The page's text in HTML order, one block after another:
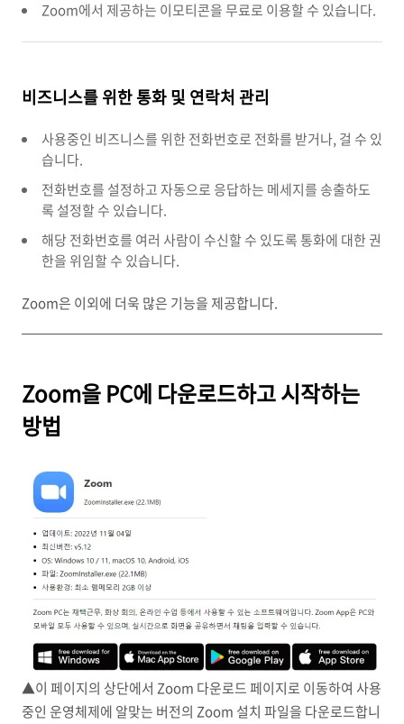
Zoom에서 제공하는 이모티콘을 무료로 이용할 수 있습니다.
비즈니스를 위한 통화 및 연락처 관리
사용중인 비즈니스를 위한 전화번호로 전화를 받거나, 걸 수 있
습니다.
전화번호를 설정하고 자동으로 응답하는 메세지를 송출하도
록 설정할 수 있습니다.
해당 전화번호를 여러 사람이 수신할 수 있도록 통화에 대한 권
한을 위임할 수 있습니다.
Zoom은 이외에 더욱 많은 기능을 제공합니다.
Zoom을 PC에 다운로드하고 시작하는
방법
▲이 페이지의 상단에서 Zoom 다운로드 페이지로 이동하여 사용
중인 운영체제에 알맞는 버전의 Zoom 설치 파일을 다운로드합니